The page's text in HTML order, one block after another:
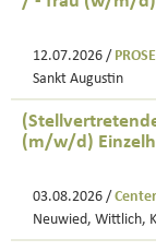
12.07.2026 /
Sankt Augustin
(m/w/d)
03.08.2026 /
Neuwied, Wittlich,